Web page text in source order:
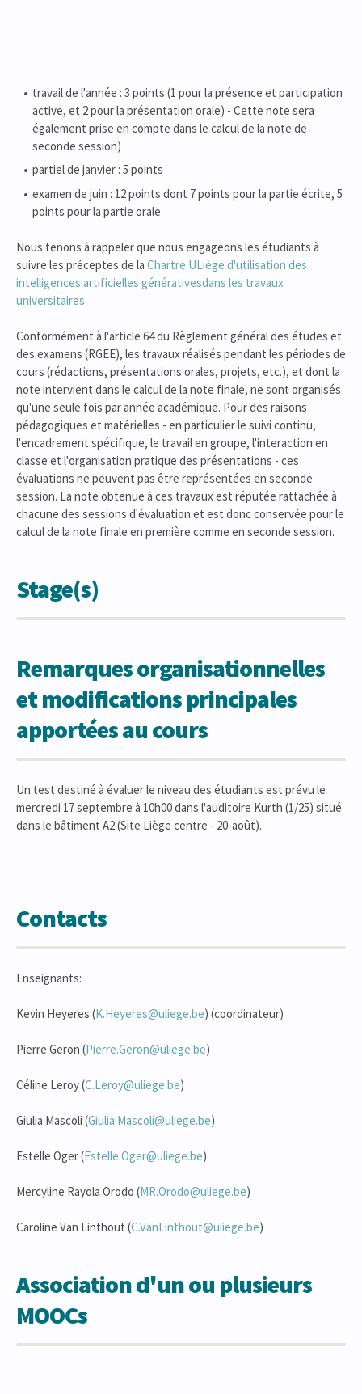
travail de l'année : 3 points (1 pour la présence et participation
active, et 2 pour la présentation orale) - Cette note sera
également prise en compte dans le calcul de la note de
seconde session)
partiel de janvier : 5 points
examen de juin : 12 points dont 7 points pour la partie écrite, 5
points pour la partie orale
Nous tenons à rappeler que nous engageons les étudiants à
suivre les préceptes de la Chartre ULiège d'utilisation des
intelligences artificielles générativesdans les travaux
universitaires.
Conformément à l'article 64 du Règlement général des études et
des examens (RGEE), les travaux réalisés pendant les périodes de
cours (rédactions, présentations orales, projets, etc.), et dont la
note intervient dans le calcul de la note finale, ne sont organisés
qu'une seule fois par année académique. Pour des raisons
pédagogiques et matérielles - en particulier le suivi continu,
l'encadrement spécifique, le travail en groupe, l'interaction en
classe et l'organisation pratique des présentations - ces
évaluations ne peuvent pas être représentées en seconde
session. La note obtenue à ces travaux est réputée rattachée à
chacune des sessions d'évaluation et est donc conservée pour le
calcul de la note finale en première comme en seconde session.
Stage(s)
Remarques organisationnelles
et modifications principales
apportées au cours
Un test destiné à évaluer le niveau des étudiants est prévu le
mercredi 17 septembre à 10h00 dans l'auditoire Kurth (1/25) situé
dans le bâtiment A2 (Site Liège centre - 20-août).
Contacts
Enseignants:
Kevin Heyeres (K.Heyeres@uliege.be) (coordinateur)
Pierre Geron (Pierre.Geron@uliege.be)
Céline Leroy (C.Leroy@uliege.be)
Giulia Mascoli (Giulia.Mascoli@uliege.be)
Estelle Oger (Estelle.Oger@uliege.be)
Mercyline Rayola Orodo (MR.Orodo@uliege.be)
Caroline Van Linthout (C.VanLinthout@uliege.be)
Association d'un ou plusieurs
MOOCs